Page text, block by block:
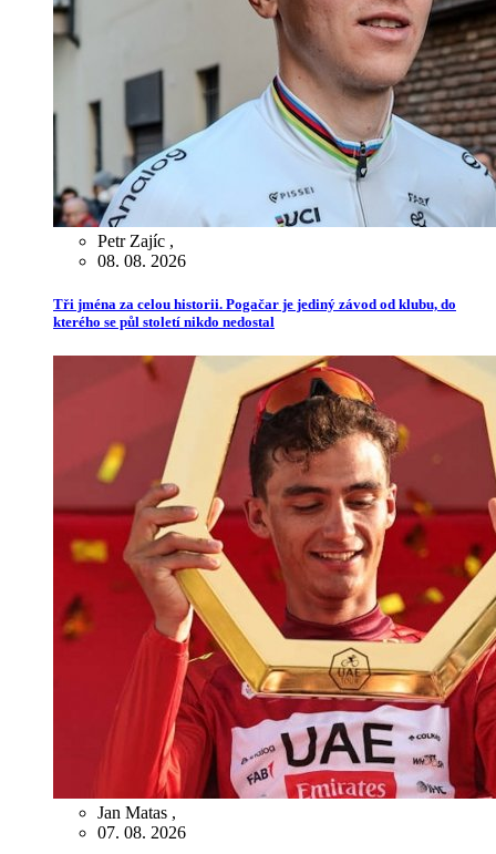
Petr Zajíc ,
08. 08. 2026
Tři jména za celou historii. Pogačar je jediný závod od klubu, do
kterého se půl století nikdo nedostal
Jan Matas ,
07. 08. 2026